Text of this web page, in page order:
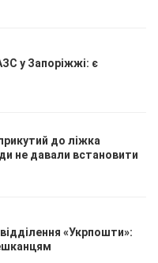
у Запоріжжі: є
до ліжка
не давали встановити
«Укрпошти»: